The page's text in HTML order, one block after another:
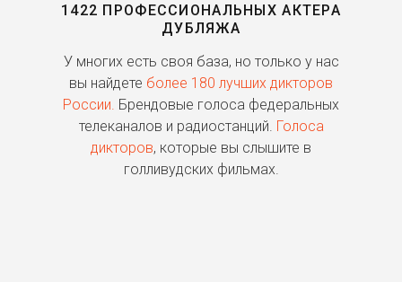
1422 ПРОФЕССИОНАЛЬНЫХ АКТЕРА
ДУБЛЯЖА
У многих есть своя база, но только у нас
вы найдете более 180 лучших дикторов
России. Брендовые голоса федеральных
телеканалов и радиостанций. Голоса
дикторов, которые вы слышите в
голливудских фильмах.